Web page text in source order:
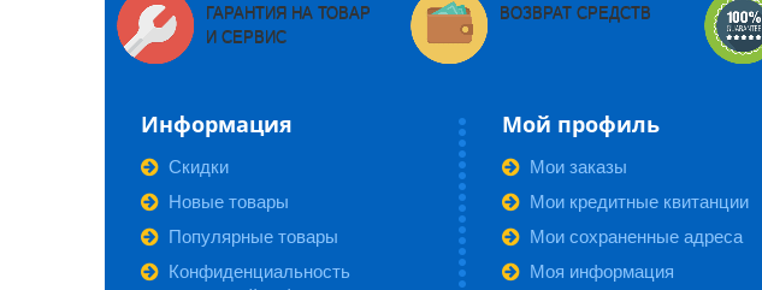
ГАРАНТИЯ НА ТОВАР
И СЕРВИС
ВОЗВРАТ СРЕДСТВ
Информация
Скидки
Новые товары
Популярные товары
Конфиденциальность
Мой профиль
Мои заказы
Мои кредитные квитанции
Мои сохраненные адреса
Моя информация